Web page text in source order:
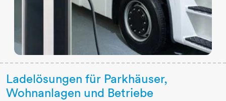
Ladelösungen für Parkhäuser,
Wohnanlagen und Betriebe